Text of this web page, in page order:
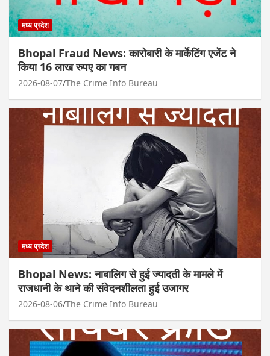
मध्य प्रदेश
Bhopal Fraud News: कारोबारी के मार्केटिंग एजेंट ने
किया 16 लाख रुपए का गबन
2026-08-07 The Crime Info Bureau
मध्य प्रदेश
Bhopal News: नाबालिग से हुई ज्यादती के मामले में
राजधानी के थाने की संवेदनशीलता हुई उजागर
2026-08-06 The Crime Info Bureau